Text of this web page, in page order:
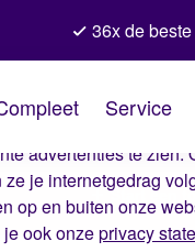
ervoor dat je ervaring
advertenties te zien.
je internetgedrag
op en buiten onze
ook onzeprivacy
36x de
Service
Start een